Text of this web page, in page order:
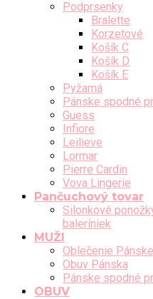
Podprsenky
Bralette
Korzetové
Košík C
Košík D
Košík E
Pyžamá
Pánske spodné
Guess
Infiore
Leilieve
Lormar
Pierre Cardin
Vova Lingerie
Pančuchový tovar
Silonkové
baleríniek
MUŽI
Oblečenie Pánske
Obuv Pánska
Pánske spodné
OBUV